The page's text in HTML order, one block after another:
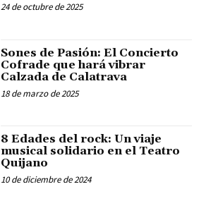
24 de octubre de 2025
Sones de Pasión: El Concierto
Cofrade que hará vibrar
Calzada de Calatrava
18 de marzo de 2025
8 Edades del rock: Un viaje
musical solidario en el Teatro
Quijano
10 de diciembre de 2024